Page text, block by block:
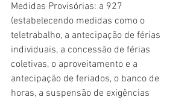
Medidas Provisórias: a 927
(estabelecendo medidas como o
teletrabalho, a antecipação de férias
individuais, a concessão de férias
coletivas, o aproveitamento e a
antecipação de feriados, o banco de
horas, a suspensão de exigências